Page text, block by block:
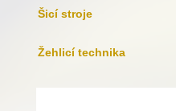
Šicí stroje
Žehlicí technika